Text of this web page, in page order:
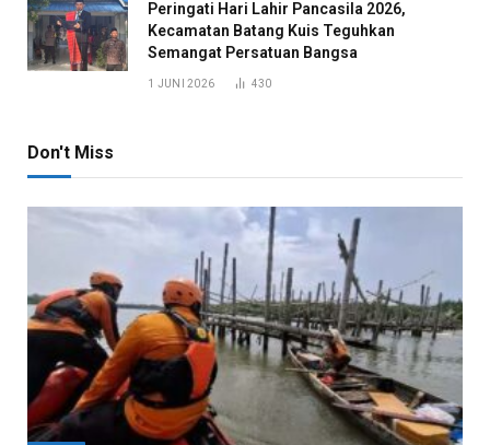
Peringati Hari Lahir Pancasila 2026,
Kecamatan Batang Kuis Teguhkan
Semangat Persatuan Bangsa
1 JUNI 2026 430
Don't Miss